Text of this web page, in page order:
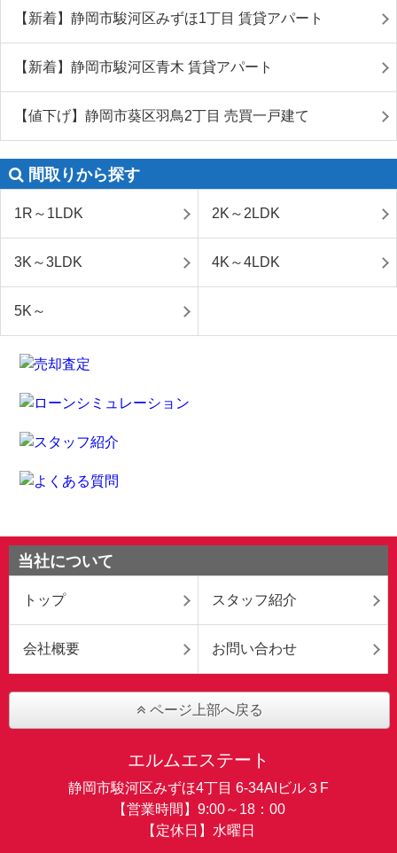
【新着】静岡市駿河区みずほ1丁目 賃貸アパート
【新着】静岡市駿河区青木 賃貸アパート
【値下げ】静岡市葵区羽鳥2丁目 売買一戸建て
間取りから探す
1R～1LDK 2K～2LDK
3K～3LDK 4K～4LDK
5K～
当社について
トップ スタッフ紹介
会社概要 お問い合わせ
ページ上部へ戻る
エルムエステート
静岡市駿河区みずほ4丁目 6-34AIビル３F
【営業時間】9:00～18：00
【定休日】水曜日